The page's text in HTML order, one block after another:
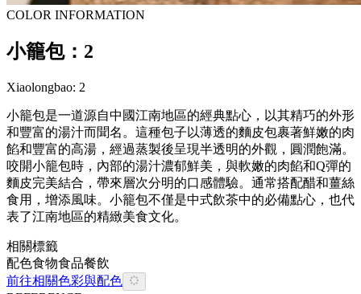
COLOR INFORMATION
小籠包：2
Xiaolongbao: 2
小籠包是一道源自中國江南地區的經典點心，以其精巧的外形
和豐富的湯汁而聞名。這種包子以薄透的麵皮包裹著鮮嫩的肉
餡和豐富的高湯，經過蒸製後呈現半透明的外觀，圓潤飽滿。
咬開小籠包時，內部的湯汁濃郁鮮美，與軟嫩的肉餡和Q彈的
麵皮完美結合，帶來層次分明的口感體驗。通常搭配醋和薑絲
食用，增添風味。小籠包不僅是中式飲茶中的必備點心，也代
表了江南地區的精緻美食文化。
相關標籤
配色食物食品餐飲
前往相關色彩與配色